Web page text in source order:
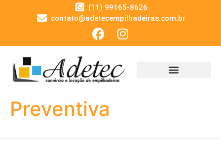
(11) 99165-8626
contato@adetecempilhadeiras.com.br
Preventiva